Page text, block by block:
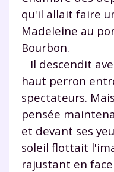
qu'il allait faire
Madeleine au
Bourbon.
Il descendit
haut perron
spectateurs.
pensée
et devant ses
soleil flottait
rajustant en